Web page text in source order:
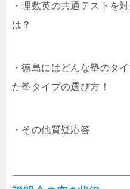
・理数英の共通テストを
は？
・徳島にはどんな塾のタ
た塾タイプの選び方！
・その他質疑応答